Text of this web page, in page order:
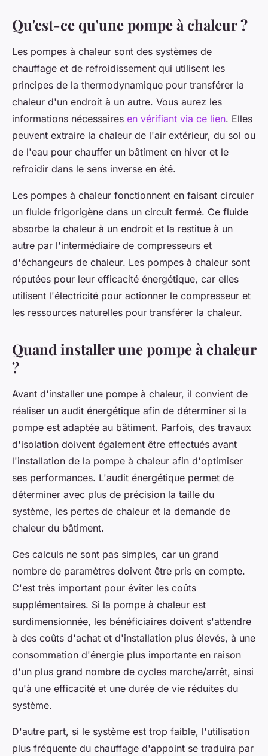
Qu'est-ce qu'une pompe à chaleur ?
Les pompes à chaleur sont des systèmes de
chauffage et de refroidissement qui utilisent les
principes de la thermodynamique pour transférer la
chaleur d'un endroit à un autre. Vous aurez les
informations nécessaires en vérifiant via ce lien. Elles
peuvent extraire la chaleur de l'air extérieur, du sol ou
de l'eau pour chauffer un bâtiment en hiver et le
refroidir dans le sens inverse en été.
Les pompes à chaleur fonctionnent en faisant circuler
un fluide frigorigène dans un circuit fermé. Ce fluide
absorbe la chaleur à un endroit et la restitue à un
autre par l'intermédiaire de compresseurs et
d'échangeurs de chaleur. Les pompes à chaleur sont
réputées pour leur efficacité énergétique, car elles
utilisent l'électricité pour actionner le compresseur et
les ressources naturelles pour transférer la chaleur.
Quand installer une pompe à chaleur
?
Avant d'installer une pompe à chaleur, il convient de
réaliser un audit énergétique afin de déterminer si la
pompe est adaptée au bâtiment. Parfois, des travaux
d'isolation doivent également être effectués avant
l'installation de la pompe à chaleur afin d'optimiser
ses performances. L'audit énergétique permet de
déterminer avec plus de précision la taille du
système, les pertes de chaleur et la demande de
chaleur du bâtiment.
Ces calculs ne sont pas simples, car un grand
nombre de paramètres doivent être pris en compte.
C'est très important pour éviter les coûts
supplémentaires. Si la pompe à chaleur est
surdimensionnée, les bénéficiaires doivent s'attendre
à des coûts d'achat et d'installation plus élevés, à une
consommation d'énergie plus importante en raison
d'un plus grand nombre de cycles marche/arrêt, ainsi
qu'à une efficacité et une durée de vie réduites du
système.
D'autre part, si le système est trop faible, l'utilisation
plus fréquente du chauffage d'appoint se traduira par